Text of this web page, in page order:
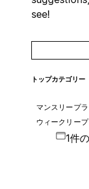
see!
トップカテゴリー
マンスリープ
ウィークリー
1件